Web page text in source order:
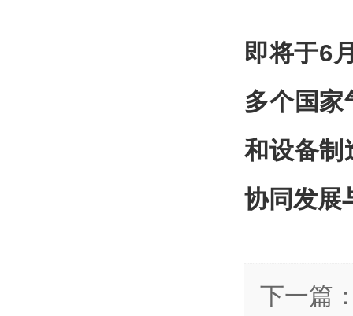
即将于6
多个国家
和设备制
协同发展
下一篇